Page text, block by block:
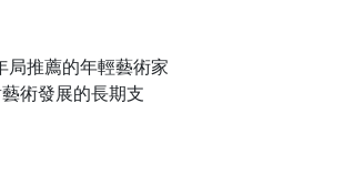
局推薦的年輕藝術家
術發展的長期支